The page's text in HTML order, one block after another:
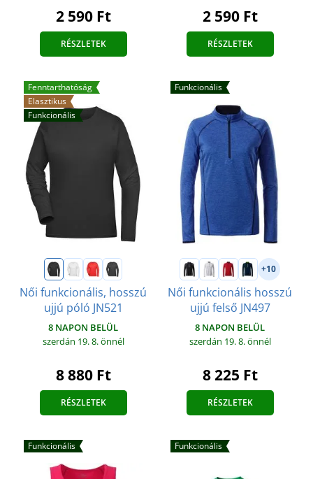
2 590 Ft
RÉSZLETEK
2 590 Ft
RÉSZLETEK
Fenntarthatóság
Elasztikus
Funkcionális
Női funkcionális, hosszú
ujjú póló JN521
8 NAPON BELÜL
szerdán 19. 8.önnél
8 880 Ft
RÉSZLETEK
Funkcionális
+10
Női funkcionális hosszú
ujjú felső JN497
8 NAPON BELÜL
szerdán 19. 8.önnél
8 225 Ft
RÉSZLETEK
Funkcionális Funkcionális